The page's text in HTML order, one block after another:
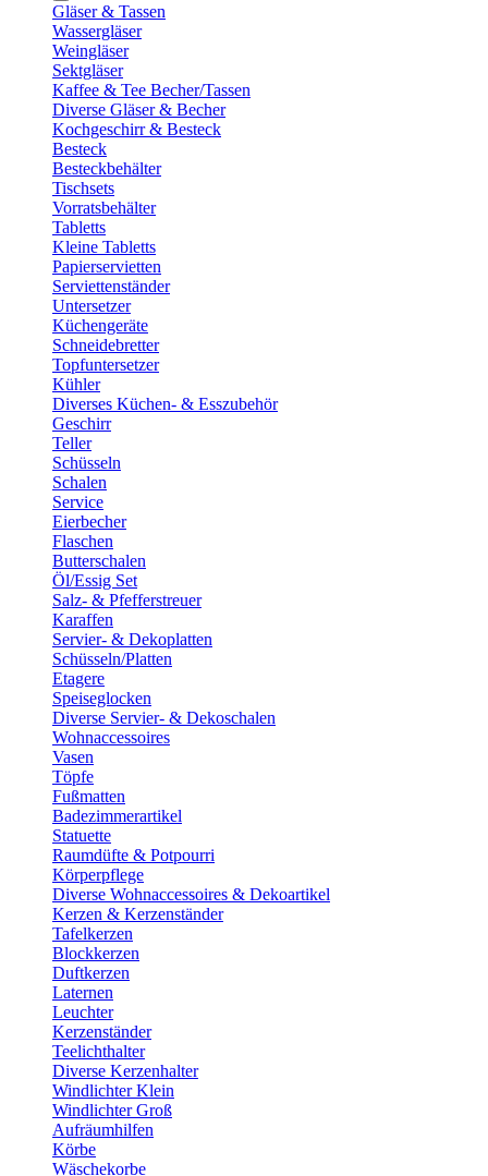
Gläser & Tassen
Wassergläser
Weingläser
Sektgläser
Kaffee & Tee Becher/Tassen
Diverse Gläser & Becher
Kochgeschirr & Besteck
Besteck
Besteckbehälter
Tischsets
Vorratsbehälter
Tabletts
Kleine Tabletts
Papierservietten
Serviettenständer
Untersetzer
Küchengeräte
Schneidebretter
Topfuntersetzer
Kühler
Diverses Küchen- & Esszubehör
Geschirr
Teller
Schüsseln
Schalen
Service
Eierbecher
Flaschen
Butterschalen
Öl/Essig Set
Salz- & Pfefferstreuer
Karaffen
Servier- & Dekoplatten
Schüsseln/Platten
Etagere
Speiseglocken
Diverse Servier- & Dekoschalen
Wohnaccessoires
Vasen
Töpfe
Fußmatten
Badezimmerartikel
Statuette
Raumdüfte & Potpourri
Körperpflege
Diverse Wohnaccessoires & Dekoartikel
Kerzen & Kerzenständer
Tafelkerzen
Blockkerzen
Duftkerzen
Laternen
Leuchter
Kerzenständer
Teelichthalter
Diverse Kerzenhalter
Windlichter Klein
Windlichter Groß
Aufräumhilfen
Körbe
Wäschekorbe